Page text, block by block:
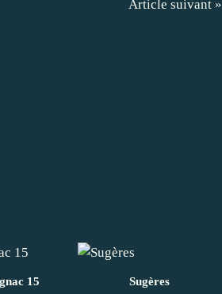
Article suivant »
15 Sugères